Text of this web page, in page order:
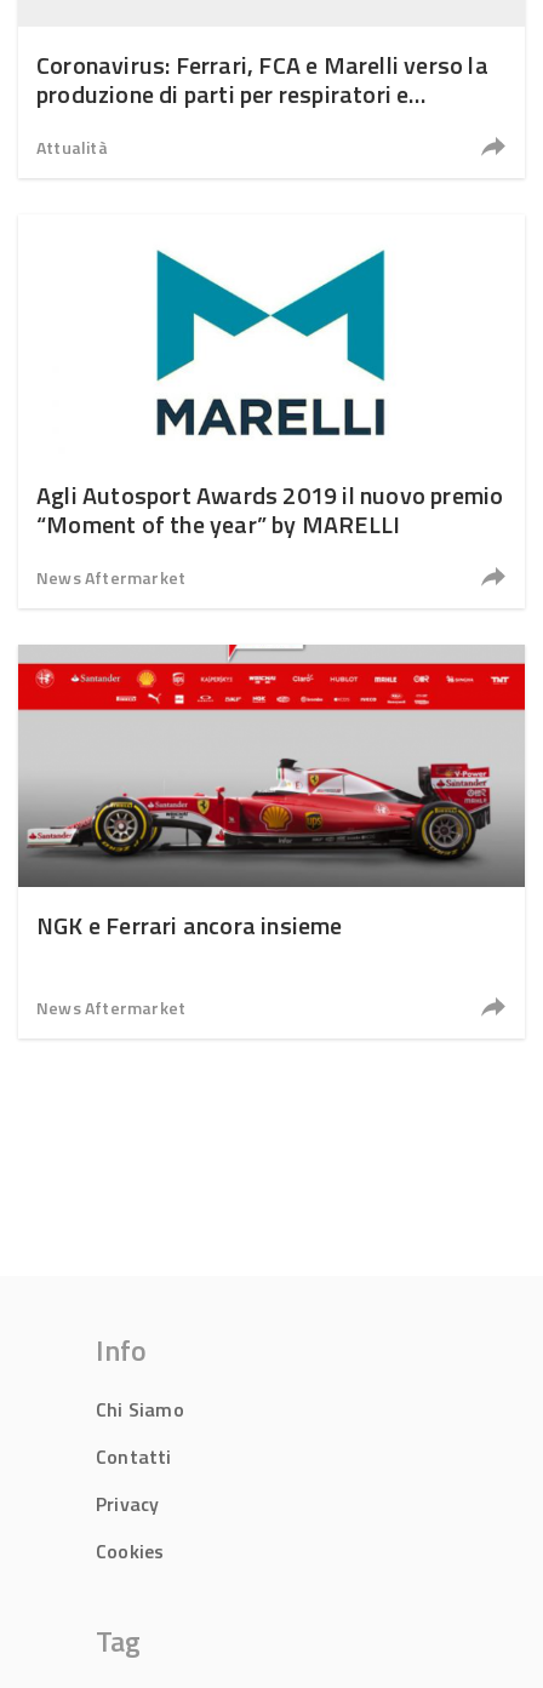
Coronavirus: Ferrari, FCA e Marelli verso la
produzione di parti per respiratori e
Attualità
Agli Autosport Awards 2019 il nuovo premio
“Moment of the year” by MARELLI
News Aftermarket
NGK e Ferrari ancora insieme
News Aftermarket
Info
Chi Siamo
Contatti
Privacy
Cookies
Tag